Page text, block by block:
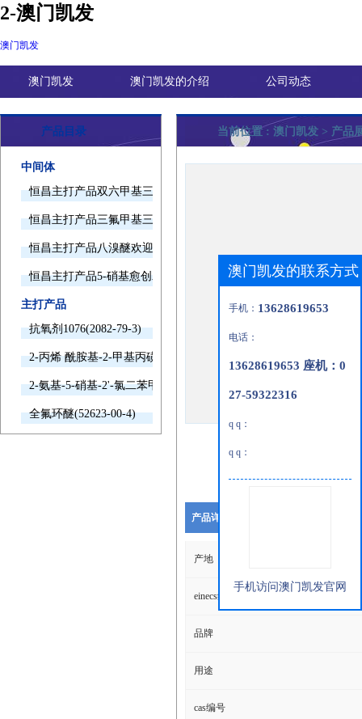
2-澳门凯发
澳门凯发
澳门凯发 澳门凯发的介绍 公司动态
产品目录
中间体
恒昌主打产品双六甲基三胺欢迎询价
恒昌主打产品三氟甲基三甲基硅烷欢迎询价
恒昌主打产品八溴醚欢迎询价
恒昌主打产品5-硝基愈创木酚钠欢迎询价
主打产品
抗氧剂1076(2082-79-3)
2-丙烯 酰胺基-2-甲基丙磺酸(15214-89-8)
2-氨基-5-硝基-2'-氯二苯甲酮(2011-66-7)
全氟环醚(52623-00-4)
当前位置 : 澳门凯发 > 产品
产品详细说明
产地
einecs编号
品牌
用途
cas编号
澳门凯发的联系方式
手机： 13628619653
电话：
13628619653 座机：0
27-59322316
q q：
q q：
手机访问澳门凯发官网